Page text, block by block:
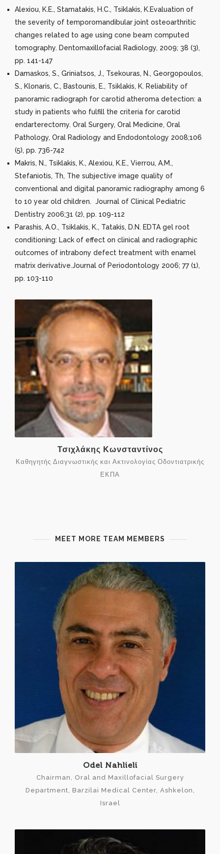
Alexiou, K.E., Stamatakis, H.C., Tsiklakis, K.Evaluation of
the severity of temporomandibular joint osteoarthritic
changes related to age using cone beam computed
tomography. Dentomaxillofacial Radiology, 2009; 38 (3),
pp. 141-147
Damaskos, S., Griniatsos, J., Tsekouras, N., Georgopoulos,
S., Klonaris, C., Bastounis, E., Tsiklakis, K. Reliability of
panoramic radiograph for carotid atheroma detection: a
study in patients who fulfill the criteria for carotid
endarterectomy. Oral Surgery, Oral Medicine, Oral
Pathology, Oral Radiology and Endodontology 2008;106
(5), pp. 736-742
Makris, N., Tsiklakis, K., Alexiou, K.E., Vierrou, A.M.,
Stefaniotis, Th, The subjective image quality of
conventional and digital panoramic radiography among 6
to 10 year old children. Journal of Clinical Pediatric
Dentistry 2006;31 (2), pp. 109-112
Parashis, A.O., Tsiklakis, K., Tatakis, D.N. EDTA gel root
conditioning: Lack of effect on clinical and radiographic
outcomes of intrabony defect treatment with enamel
matrix derivative.Journal of Periodontology 2006; 77 (1),
pp. 103-110
Τσιχλάκης Κωνσταντίνος
Καθηγητής Διαγνωστικής και Ακτινολογίας Οδοντιατρικής
ΕΚΠΑ
MEET MORE TEAM MEMBERS
Odel Nahlieli
Chairman, Oral and Maxillofacial Surgery
Department, Barzilai Medical Center, Ashkelon,
Israel